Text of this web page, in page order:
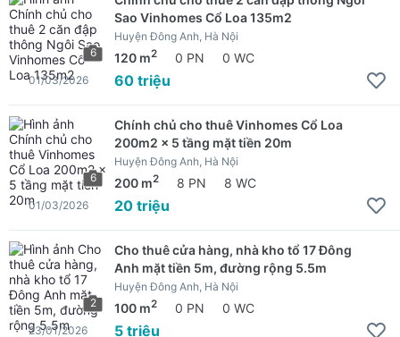
6
Sao Vinhomes Cổ Loa 135m2
Huyện Đông Anh, Hà Nội
120 m2 0 PN 0 WC
60 triệu
01/03/2026
6
Chính chủ cho thuê Vinhomes Cổ Loa
200m2 x 5 tầng mặt tiền 20m
Huyện Đông Anh, Hà Nội
200 m2 8 PN 8 WC
20 triệu
01/03/2026
2
Cho thuê cửa hàng, nhà kho tổ 17 Đông
Anh mặt tiền 5m, đường rộng 5.5m
Huyện Đông Anh, Hà Nội
100 m2 0 PN 0 WC
5 triệu
23/01/2026